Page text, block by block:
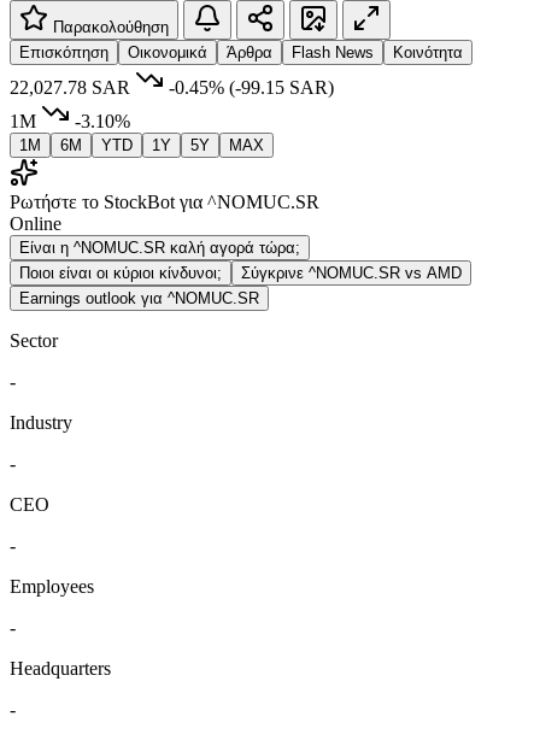
Παρακολούθηση
Επισκόπηση
Οικονομικά Άρθρα Flash News Κοινότητα
22,027.78 SAR -0.45% (-99.15 SAR)
1M
-3.10%
1M 6M YTD 1Y 5Y MAX
Ρωτήστε το StockBot για ^NOMUC.SR
Online
Είναι η ^NOMUC.SR καλή αγορά τώρα;
Ποιοι είναι οι κύριοι κίνδυνοι;
Σύγκρινε ^NOMUC.SR vs AMD
Earnings outlook για ^NOMUC.SR
Sector
-
Industry
-
CEO
-
Employees
-
Headquarters
-